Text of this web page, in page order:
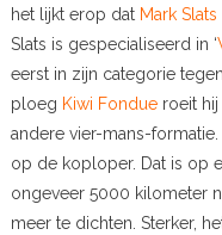
het lijkt erop dat Mark Slats
Slats is gespecialiseerd in ‘
eerst in zijn categorie
ploeg Kiwi Fondueroeit hij
andere vier-mans-
op de koploper. Dat is op
ongeveer 5000 kilometer
meer te dichten. Sterker,